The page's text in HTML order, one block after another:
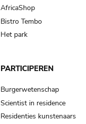
AfricaShop
Bistro Tembo
Het park
PARTICIPEREN
Burgerwetenschap
Scientist in residence
Residenties kunstenaars